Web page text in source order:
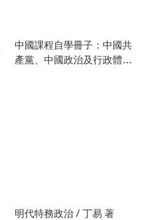
中國課程自學冊子：中國共
產黨、中國政治及行政體制
明代特務政治 / 丁易 著